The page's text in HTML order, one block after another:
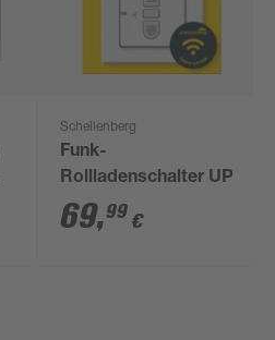
Schellenberg
Funk-
Rollladenschalter UP
69,99 €